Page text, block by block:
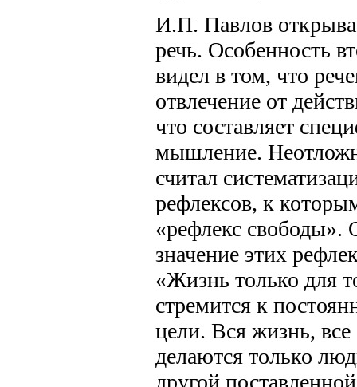
И.П. Павлов
речь. Особенность
видел в том, что
отвлечение от
что составляет
мышление.
считал
рефлексов, к
«рефлекс свободы».
значение этих
«Жизнь только для
стремится к
цели. Вся жизнь, все
делаются только